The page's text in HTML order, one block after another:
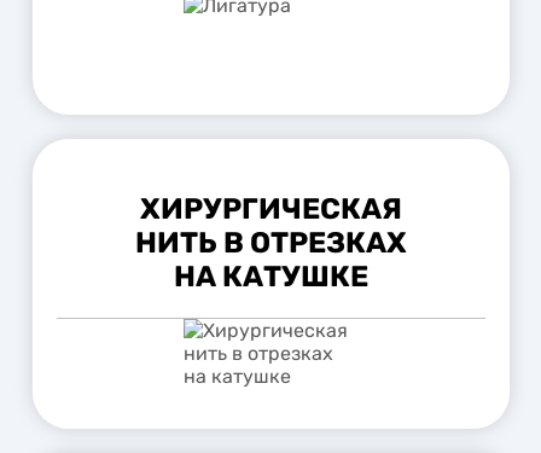
ХИРУРГИЧЕСКАЯ
НИТЬ В ОТРЕЗКАХ
НА КАТУШКЕ